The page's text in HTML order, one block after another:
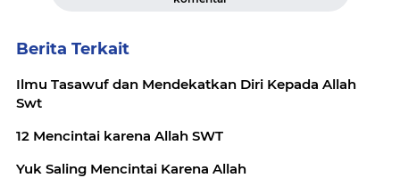
Berita Terkait
Ilmu Tasawuf dan Mendekatkan Diri Kepada Allah
Swt
12 Mencintai karena Allah SWT
Yuk Saling Mencintai Karena Allah